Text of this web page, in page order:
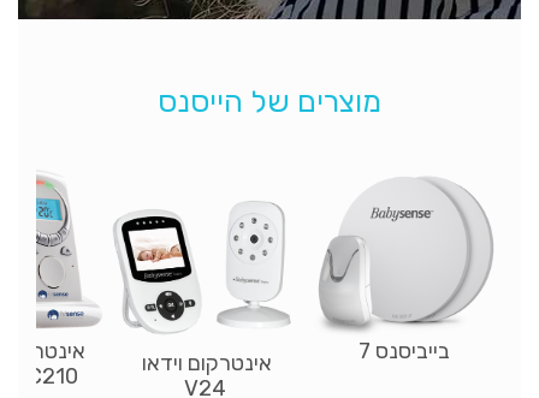
מוצרים של הייסנס
בייביסנס 7
אינטרקום וידאו
אינטרקום
SC210 דו-כיווני